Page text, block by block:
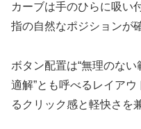
カーブは手のひらに吸い
指の自然なポジションが
ボタン配置は“無理のな
適解”とも呼べるレイア
るクリック感と軽快さを